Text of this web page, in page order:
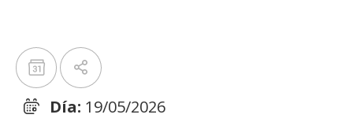
Día: 19/05/2026